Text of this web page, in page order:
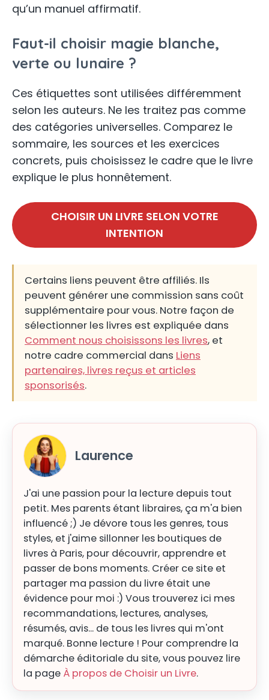
qu’un manuel affirmatif.
Faut-il choisir magie blanche,
verte ou lunaire ?
Ces étiquettes sont utilisées différemment
selon les auteurs. Ne les traitez pas comme
des catégories universelles. Comparez le
sommaire, les sources et les exercices
concrets, puis choisissez le cadre que le livre
explique le plus honnêtement.
CHOISIR UN LIVRE SELON VOTRE
INTENTION
Certains liens peuvent être affiliés. Ils
peuvent générer une commission sans coût
supplémentaire pour vous. Notre façon de
sélectionner les livres est expliquée dans
Comment nous choisissons les livres, et
notre cadre commercial dans Liens
partenaires, livres reçus et articles
sponsorisés.
Laurence
J'ai une passion pour la lecture depuis tout
petit. Mes parents étant libraires, ça m'a bien
influencé ;) Je dévore tous les genres, tous
styles, et j'aime sillonner les boutiques de
livres à Paris, pour découvrir, apprendre et
passer de bons moments. Créer ce site et
partager ma passion du livre était une
évidence pour moi :) Vous trouverez ici mes
recommandations, lectures, analyses,
résumés, avis... de tous les livres qui m'ont
marqué. Bonne lecture ! Pour comprendre la
démarche éditoriale du site, vous pouvez lire
la page À propos de Choisir un Livre.